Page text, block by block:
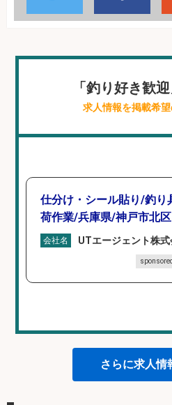
「釣り好き歓
求人情報を掲載希
仕分け・シール貼り/釣り
荷作業/兵庫県/神戸市北区
会社名 UTエージェント株式
さらに求人情